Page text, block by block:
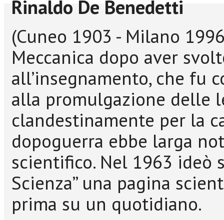
Rinaldo De Benedetti
(Cuneo 1903 - Milano
Meccanica dopo aver
all’insegnamento, che fu
alla promulgazione delle
clandestinamente per la
dopoguerra ebbe larga
scientifico. Nel 1963 ideò
Scienza” una pagina
prima su un quotidiano.